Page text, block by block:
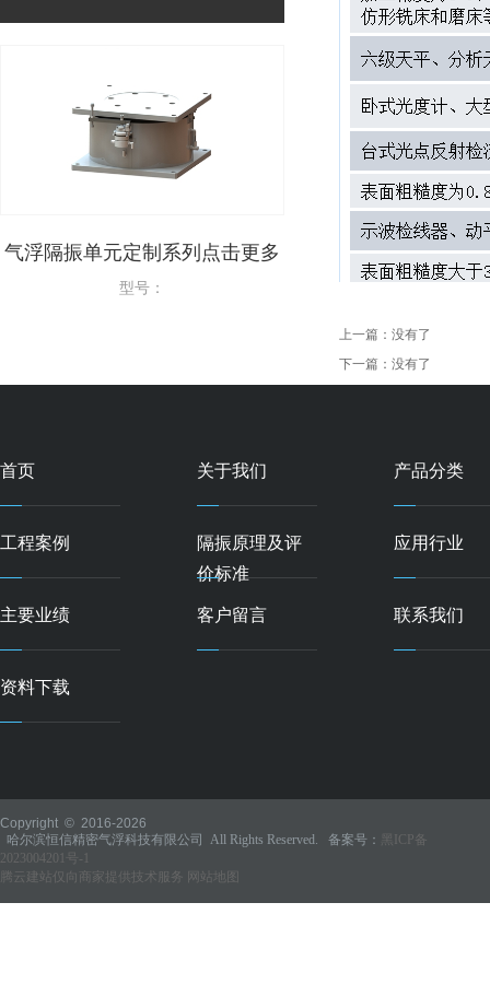
系列点击更多 光学平台气浮隔振支座定制系列
气
上一篇： 没有了
下一篇： 没有了
首页 关于我们 产品分类
工程案例
隔振原理及评
价标准
应用行业
主要业绩 客户留言 联系我们
资料下载
Copyright © 2016-2026
哈尔滨恒信精密气浮科技有限公司 All Rights Reserved. 备案号： 黑ICP备
2023004201号-1
腾云建站仅向商家提供技术服务
网站地图